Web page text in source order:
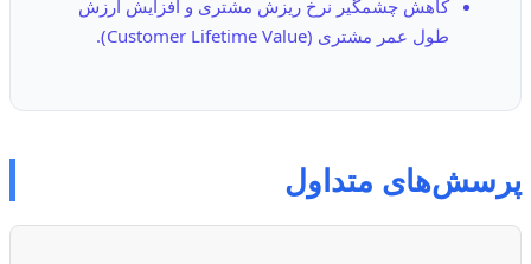
کاهش چشمگیر نرخ ریزش مشتری و افزایش ارزش
طول عمر مشتری (Customer Lifetime Value).
پرسش‌های متداول